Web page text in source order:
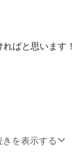
ばと思います！
心下さい。
きを表示する